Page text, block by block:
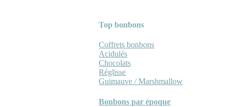
Top bonbons
Coffrets bonbons
Acidulés
Chocolats
Réglisse
Guimauve / Marshmallow
Bonbons par époque